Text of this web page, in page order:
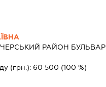
РАЙОН БУЛЬВАР
(грн.): 60 500 (100 %)